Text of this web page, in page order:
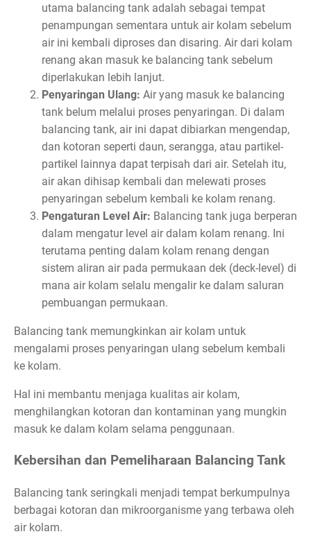
utama balancing tank adalah sebagai tempat
penampungan sementara untuk air kolam sebelum
air ini kembali diproses dan disaring. Air dari kolam
renang akan masuk ke balancing tank sebelum
diperlakukan lebih lanjut.
Penyaringan Ulang: Air yang masuk ke balancing
tank belum melalui proses penyaringan. Di dalam
balancing tank, air ini dapat dibiarkan mengendap,
dan kotoran seperti daun, serangga, atau partikel-
partikel lainnya dapat terpisah dari air. Setelah itu,
air akan dihisap kembali dan melewati proses
penyaringan sebelum kembali ke kolam renang.
Pengaturan Level Air: Balancing tank juga berperan
dalam mengatur level air dalam kolam renang. Ini
terutama penting dalam kolam renang dengan
sistem aliran air pada permukaan dek (deck-level) di
mana air kolam selalu mengalir ke dalam saluran
pembuangan permukaan.
Balancing tank memungkinkan air kolam untuk
mengalami proses penyaringan ulang sebelum kembali
ke kolam.
Hal ini membantu menjaga kualitas air kolam,
menghilangkan kotoran dan kontaminan yang mungkin
masuk ke dalam kolam selama penggunaan.
Kebersihan dan Pemeliharaan Balancing Tank
Balancing tank seringkali menjadi tempat berkumpulnya
berbagai kotoran dan mikroorganisme yang terbawa oleh
air kolam.